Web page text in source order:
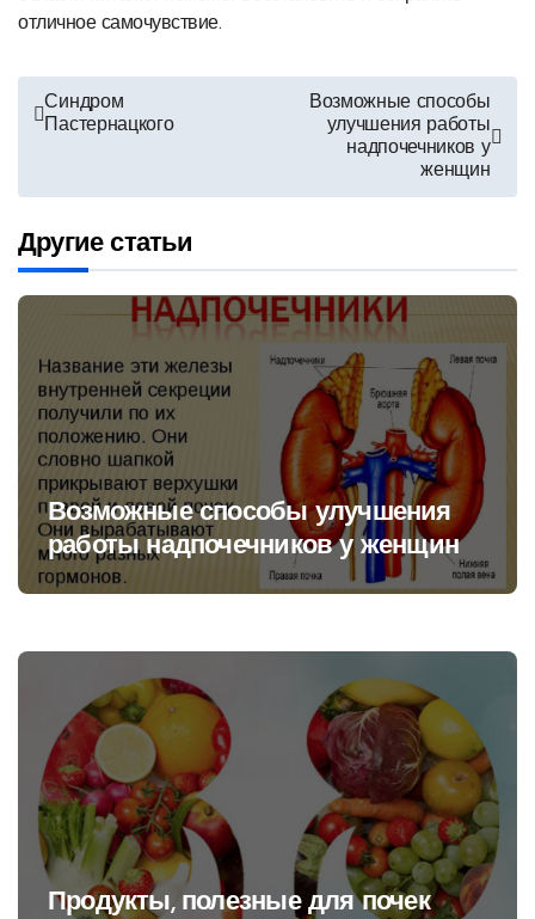
отличное самочувствие.
Навигация
по
Синдром
Пастернацкого
Возможные способы
улучшения работы
надпочечников у
женщин
Другие статьи
Возможные способы улучшения
работы надпочечников у женщин
Продукты, полезные для почек